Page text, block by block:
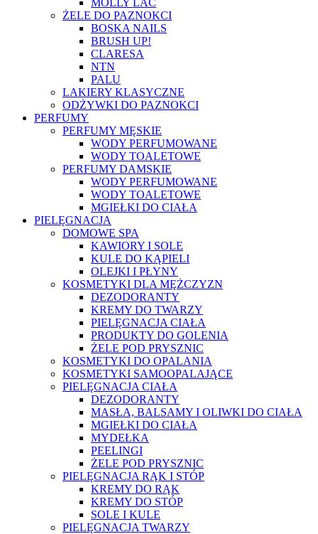
ŻELE DO PAZNOKCI
BOSKA NAILS
BRUSH UP!
CLARESA
NTN
PALU
LAKIERY KLASYCZNE
ODŻYWKI DO PAZNOKCI
PERFUMY
PERFUMY MĘSKIE
WODY PERFUMOWANE
WODY TOALETOWE
PERFUMY DAMSKIE
WODY PERFUMOWANE
WODY TOALETOWE
MGIEŁKI DO CIAŁA
PIELĘGNACJA
DOMOWE SPA
KAWIORY I SOLE
KULE DO KĄPIELI
OLEJKI I PŁYNY
KOSMETYKI DLA MĘŻCZYZN
DEZODORANTY
KREMY DO TWARZY
PIELĘGNACJA CIAŁA
PRODUKTY DO GOLENIA
ŻELE POD PRYSZNIC
KOSMETYKI DO OPALANIA
KOSMETYKI SAMOOPALAJĄCE
PIELĘGNACJA CIAŁA
DEZODORANTY
MASŁA, BALSAMY I OLIWKI DO CIAŁA
MGIEŁKI DO CIAŁA
MYDEŁKA
PEELINGI
ŻELE POD PRYSZNIC
PIELĘGNACJA RĄK I STÓP
KREMY DO RĄK
KREMY DO STÓP
SOLE I KULE
PIELĘGNACJA TWARZY